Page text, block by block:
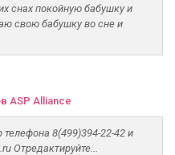
снах покойную бабушку и
свою бабушку во сне и
ASP Alliance
8(499)394-22-42 и
Отредактируйте...